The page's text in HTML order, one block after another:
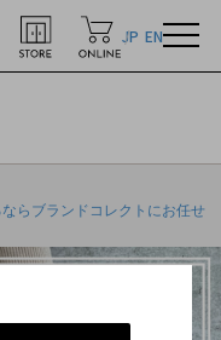
JP EN
らブランドコレクトにお任せ